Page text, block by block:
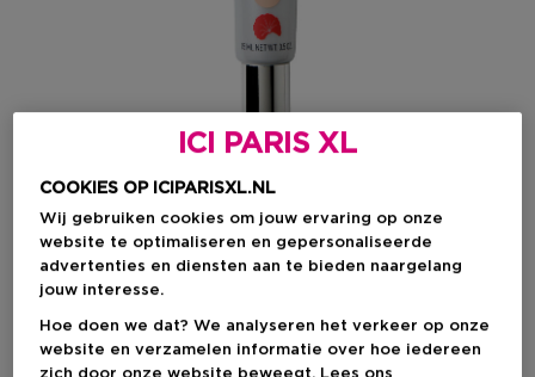
Kies je kleur
CLAIR Op voorraad
ICI PARIS XL
COOKIES OP ICIPARISXL.NL
Wij gebruiken cookies om jouw ervaring op onze
website te optimaliseren en gepersonaliseerde
advertenties en diensten aan te bieden naargelang
jouw interesse.
Hoe doen we dat? We analyseren het verkeer op onze
website en verzamelen informatie over hoe iedereen
zich door onze website beweegt. Lees ons